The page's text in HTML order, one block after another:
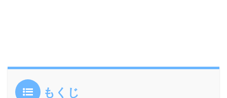
もくじ